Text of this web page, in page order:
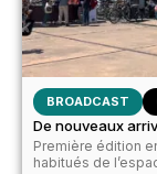
BROADCAST
De nouveaux
Première édition
habitués de